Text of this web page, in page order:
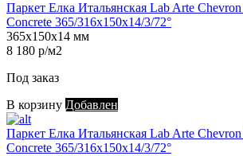
Паркет Елка Итальянская Lab Arte
Concrete 365/316х150х14/3/72°
365х150х14 мм
8 180 р/м2
Под заказ
В корзину Добавлен
Паркет Елка Итальянская Lab Arte
Concrete 365/316х150х14/3/72°